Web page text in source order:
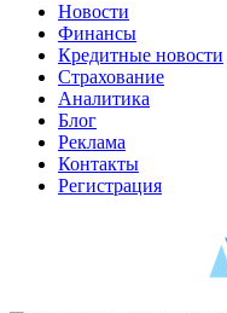
Новости
Финансы
Кредитные новости
Страхование
Аналитика
Блог
Реклама
Контакты
Регистрация